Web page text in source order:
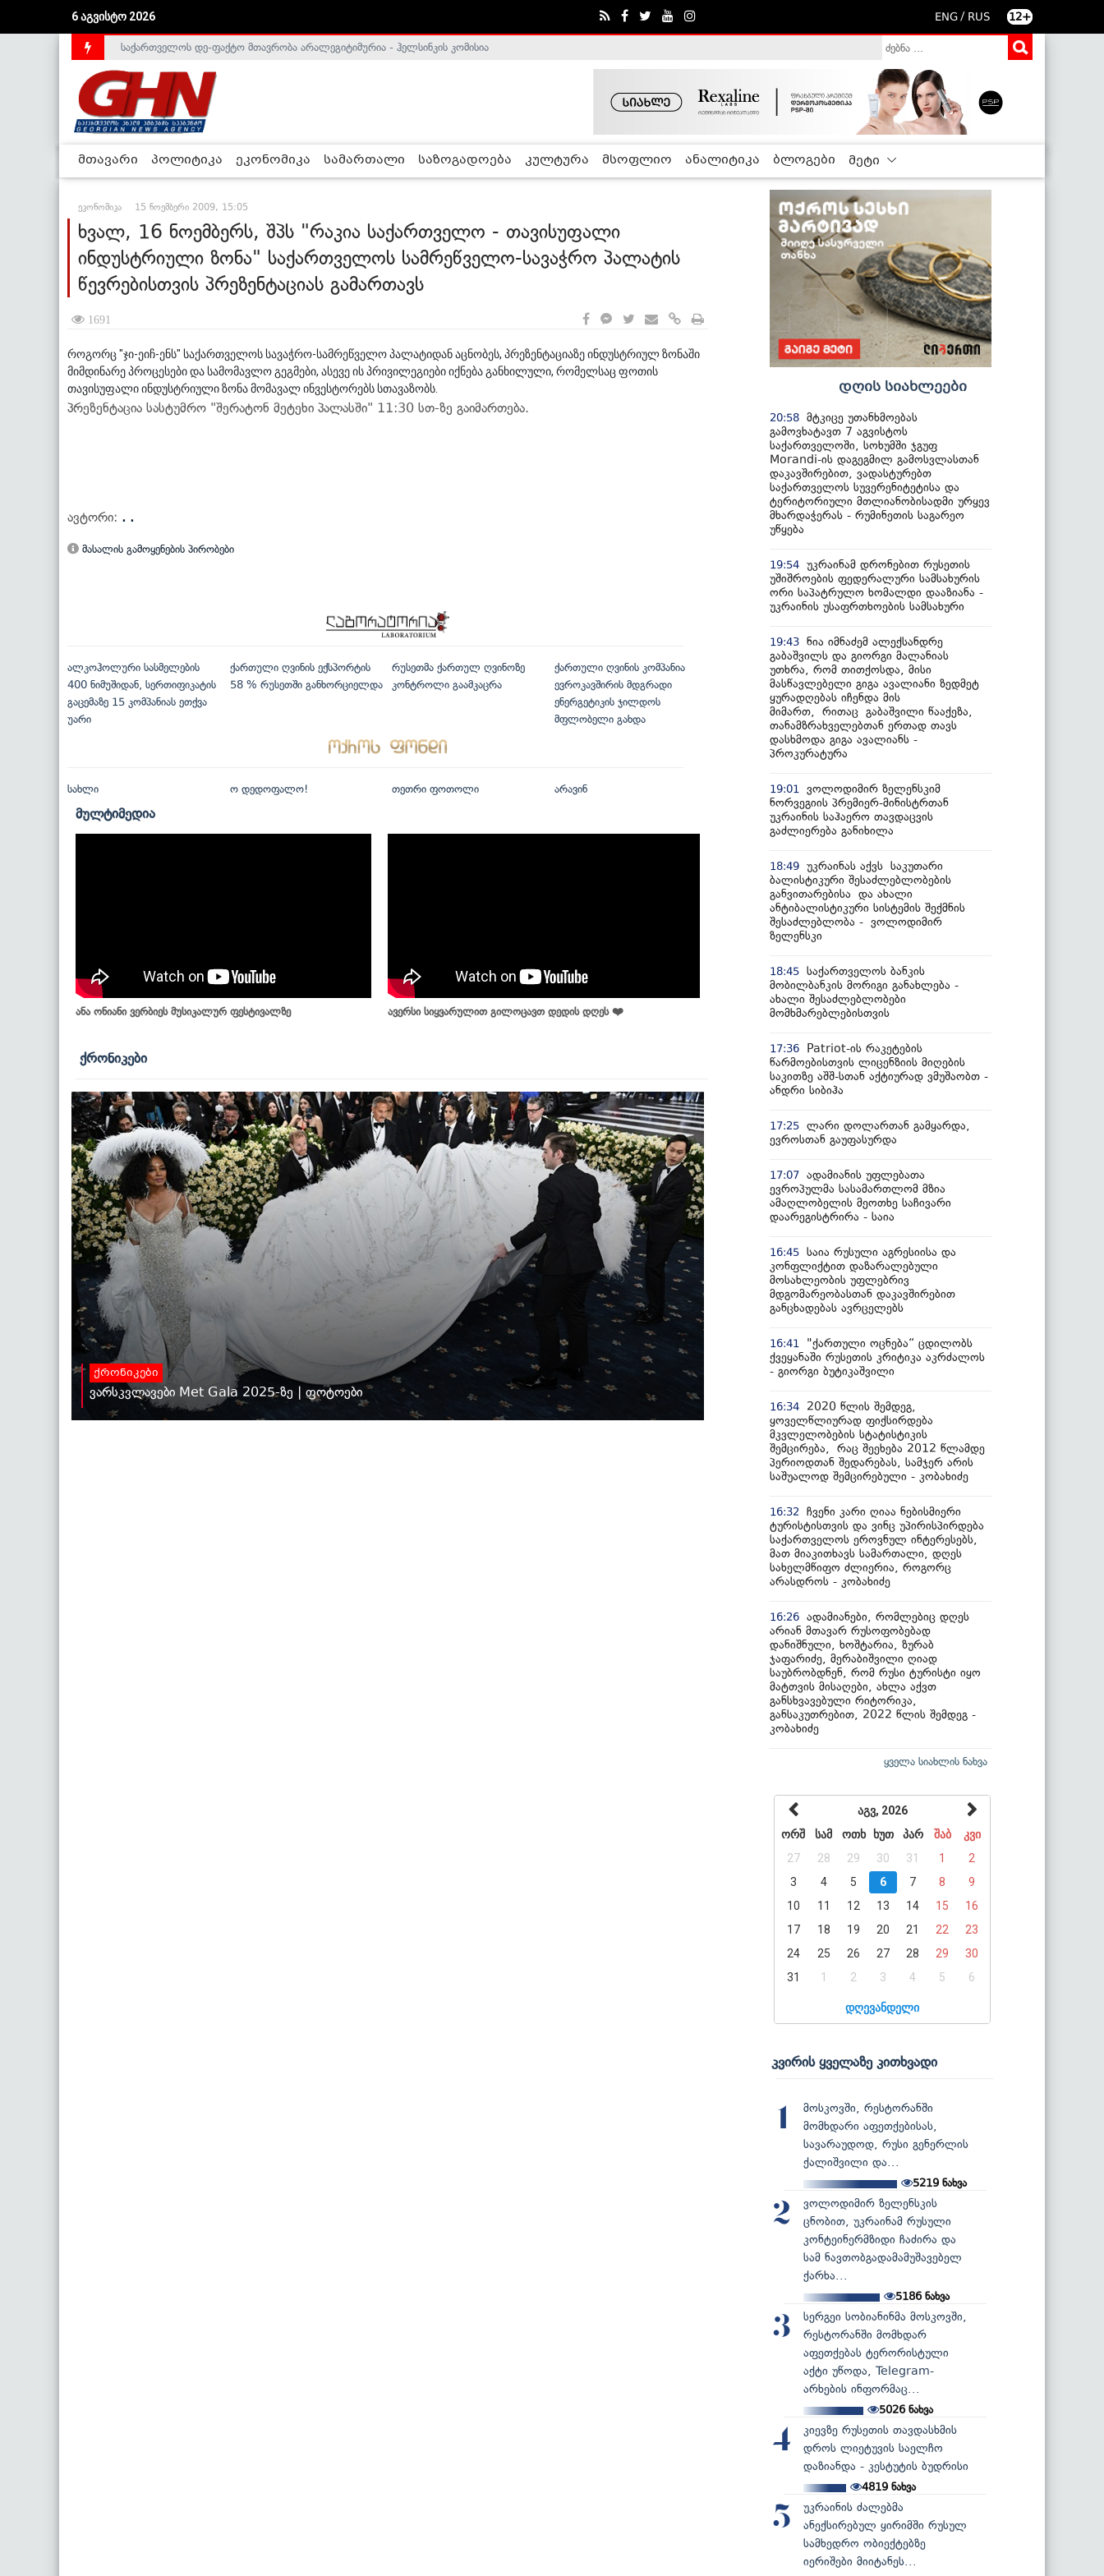
6 აგვისტო 2026 ENG / RUS 12+
საქართველოს დე-ფაქტო მთავრობა არალეგიტიმურია - ჰელსინკის კომისია
მთავარი პოლიტიკა ეკონომიკა სამართალი საზოგადოება კულტურა მსოფლიო ანალიტიკა ბლოგები მეტი
ეკონომიკა 15 ნოემბერი 2009, 15:05
ხვალ, 16 ნოემბერს, შპს "რაკია საქართველო - თავისუფალი
ინდუსტრიული ზონა" საქართველოს სამრეწველო-სავაჭრო პალატის
წევრებისთვის პრეზენტაციას გამართავს
1691
როგორც "ჯი-ეიჩ-ენს" საქართველოს სავაჭრო-სამრეწველო პალატიდან აცნობეს, პრეზენტაციაზე ინდუსტრიულ ზონაში
მიმდინარე პროცესები და სამომავლო გეგმები, ასევე ის პრივილეგიები იქნება განხილული, რომელსაც ფოთის
თავისუფალი ინდუსტრიული ზონა მომავალ ინვესტორებს სთავაზობს.
პრეზენტაცია სასტუმრო "შერატონ მეტეხი პალასში" 11:30 სთ-ზე გაიმართება.
ავტორი: . .
მასალის გამოყენების პირობები
ალკოჰოლური სასმელების
400 ნიმუშიდან, სერთიფიკატის
გაცემაზე 15 კომპანიას ეთქვა
უარი
ქართული ღვინის ექსპორტის
58 % რუსეთში განხორციელდა
რუსეთმა ქართულ ღვინოზე
კონტროლი გაამკაცრა
ქართული ღვინის კომპანია
ევროკავშირის მდგრადი
ენერგეტიკის ჯილდოს
მფლობელი გახდა
სახლი ო დედოფალო! თეთრი ფოთოლი არავინ
მულტიმედია
ანა ონიანი ვერბიეს მუსიკალურ ფესტივალზე ავერსი სიყვარულით გილოცავთ დედის დღეს ❤️
ქრონიკები
ქრონიკები
ვარსკვლავები Met Gala 2025-ზე | ფოტოები
დღის სიახლეები
20:58 მტკიცე უთანხმოებას
გამოვხატავთ 7 აგვისტოს
საქართველოში, სოხუმში ჯგუფ
Morandi-ის დაგეგმილ გამოსვლასთან
დაკავშირებით, ვადასტურებთ
საქართველოს სუვერენიტეტისა და
ტერიტორიული მთლიანობისადმი ურყევ
მხარდაჭერას - რუმინეთის საგარეო
უწყება
19:54 უკრაინამ დრონებით რუსეთის
უშიშროების ფედერალური სამსახურის
ორი საპატრულო ხომალდი დააზიანა -
უკრაინის უსაფრთხოების სამსახური
19:43 ნია იმნაძემ ალექსანდრე
გაბაშვილს და გიორგი მალანიას
უთხრა, რომ თითქოსდა, მისი
მასწავლებელი გიგა ავალიანი ზედმეტ
ყურადღებას იჩენდა მის
მიმართ, რითაც გაბაშვილი წააქეზა,
თანამზრახველებთან ერთად თავს
დასხმოდა გიგა ავალიანს -
პროკურატურა
19:01
ვოლოდიმირ ზელენსკიმ
ნორვეგიის პრემიერ-მინისტრთან
უკრაინის საჰაერო თავდაცვის
გაძლიერება განიხილა
18:49 უკრაინას აქვს საკუთარი
ბალისტიკური შესაძლებლობების
განვითარებისა და ახალი
ანტიბალისტიკური სისტემის შექმნის
შესაძლებლობა - ვოლოდიმირ
ზელენსკი
18:45 საქართველოს ბანკის
მობილბანკის მორიგი განახლება -
ახალი შესაძლებლობები
მომხმარებლებისთვის
17:36
Patriot-ის რაკეტების
წარმოებისთვის ლიცენზიის მიღების
საკითზე აშშ-სთან აქტიურად ვმუშაობთ -
ანდრი სიბიჰა
17:25 ლარი დოლართან გამყარდა,
ევროსთან გაუფასურდა
17:07 ადამიანის უფლებათა
ევროპულმა სასამართლომ მზია
ამაღლობელის მეოთხე საჩივარი
დაარეგისტრირა - საია
16:45 საია რუსული აგრესიისა და
კონფლიქტით დაზარალებული
მოსახლეობის უფლებრივ
მდგომარეობასთან დაკავშირებით
განცხადებას ავრცელებს
16:41
"ქართული ოცნება“ ცდილობს
ქვეყანაში რუსეთის კრიტიკა აკრძალოს
- გიორგი ბუტიკაშვილი
16:34
2020 წლის შემდეგ,
ყოველწლიურად ფიქსირდება
მკვლელობების სტატისტიკის
შემცირება, რაც შეეხება 2012 წლამდე
პერიოდთან შედარებას, სამჯერ არის
საშუალოდ შემცირებული - კობახიძე
16:32
ჩვენი კარი ღიაა ნებისმიერი
ტურისტისთვის და ვინც უპირისპირდება
საქართველოს ეროვნულ ინტერესებს,
მათ მიაკითხავს სამართალი, დღეს
სახელმწიფო ძლიერია, როგორც
არასდროს - კობახიძე
16:26 ადამიანები, რომლებიც დღეს
არიან მთავარ რუსოფობებად
დანიშნული, ხოშტარია, ზურაბ
ჯაფარიძე, მერაბიშვილი ღიად
საუბრობდნენ, რომ რუსი ტურისტი იყო
მატთვის მისაღები, ახლა აქვთ
განსხვავებული რიტორიკა,
განსაკუთრებით, 2022 წლის შემდეგ -
კობახიძე
ყველა სიახლის ნახვა
აგვ, 2026
ორშ
სამ ოთხ ხუთ პარ შაბ
კვი
27
28 29 30 31 1
2
3
4 5 6 7 8
9
10
11 12 13 14 15
16
17
18 19 20 21 22
23
24
25 26 27 28 29
30
31
1 2 3 4 5 6
დღევანდელი
კვირის ყველაზე კითხვადი
1
მოსკოვში, რესტორანში
მომხდარი აფეთქებისას,
სავარაუდოდ, რუსი გენერლის
ქალიშვილი და...
5219 ნახვა
2
ვოლოდიმირ ზელენსკის
ცნობით, უკრაინამ რუსული
კონტეინერმზიდი ჩაძირა და
სამ ნავთობგადამამუშავებელ
ქარხა...
5186ნახვა
3
სერგეი სობიანინმა მოსკოვში,
რესტორანში მომხდარ
აფეთქებას ტერორისტული
აქტი უწოდა, Telegram-
არხების ინფორმაც...
5026ნახვა
4
კიევზე რუსეთის თავდასხმის
დროს ლიეტუვის საელჩო
დაზიანდა - კესტუტის ბუდრისი
4819ნახვა
5
უკრაინის ძალებმა
ანექსირებულ ყირიმში რუსულ
სამხედრო ობიექტებზე
იერიშები მიიტანეს...